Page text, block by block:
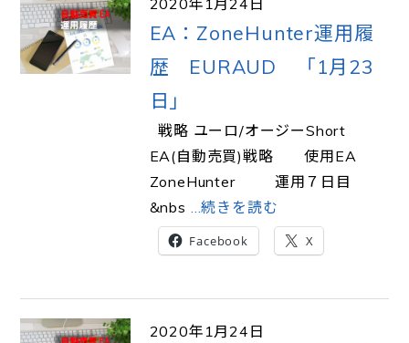
2020年1月24日
EA：ZoneHunter運用履
歴 EURAUD 「1月23
日」
戦略 ユーロ/オージーShort
EA(自動売買)戦略 使用EA
ZoneHunter 運用７日目
&nbs …続きを読む
Facebook X
2020年1月24日